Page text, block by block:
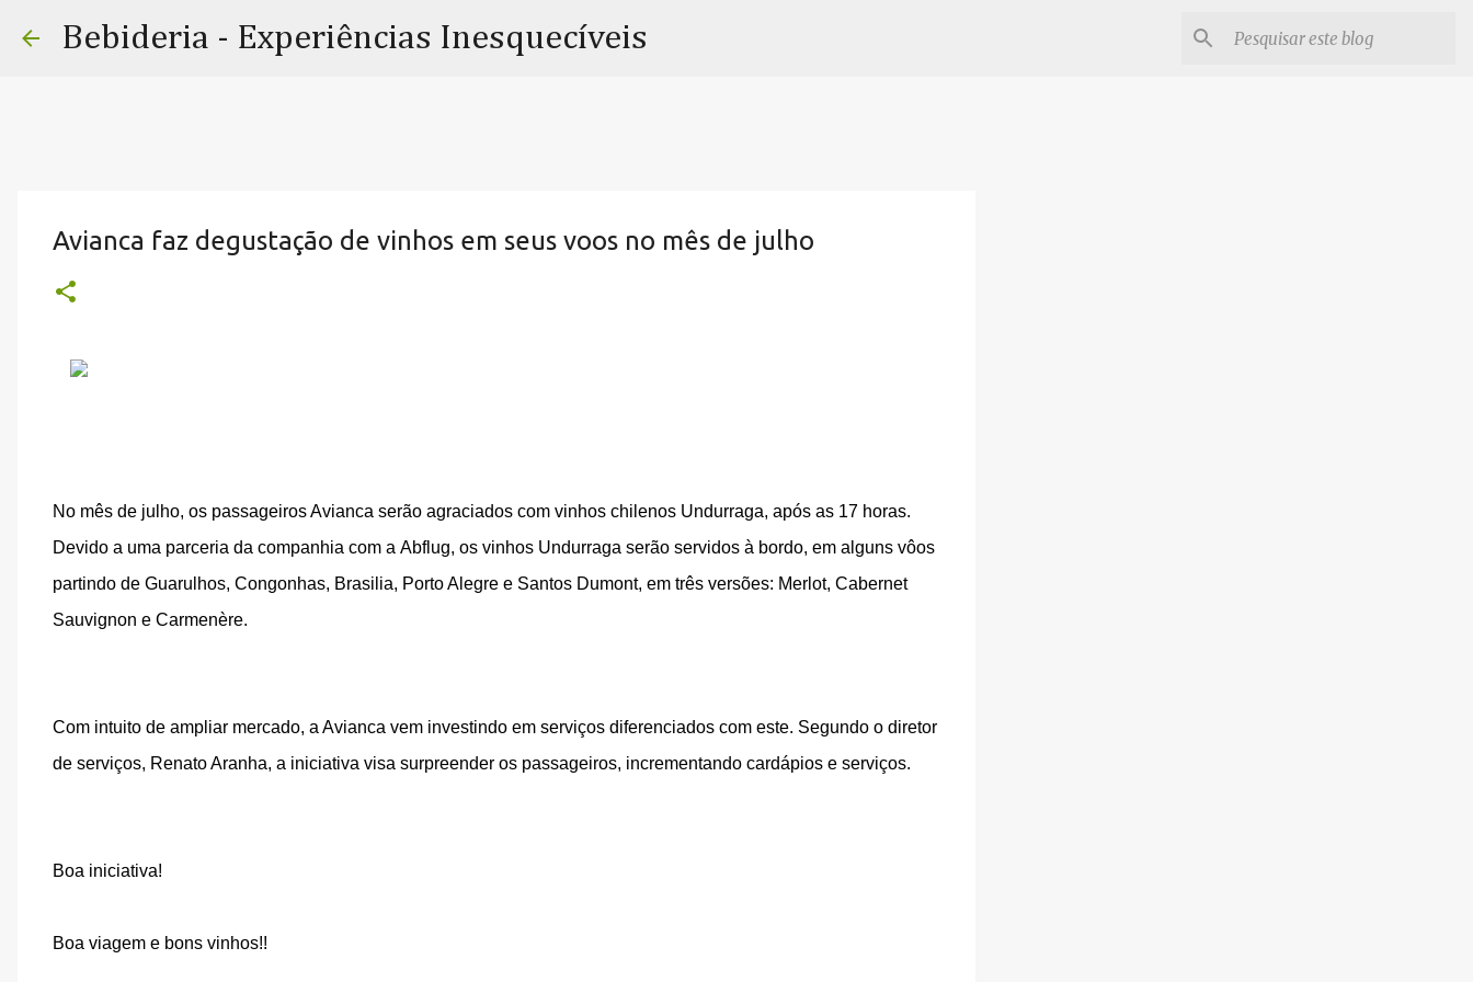
Bebideria - Experiências Inesquecíveis
Avianca faz degustação de vinhos em seus voos no mês de julho
No mês de julho, os passageiros Avianca serão agraciados com vinhos chilenos Undurraga, após as 17 horas.
Devido a uma parceria da companhia com a Abflug, os vinhos Undurraga serão servidos à bordo, em alguns vôos
partindo de Guarulhos, Congonhas, Brasilia, Porto Alegre e Santos Dumont, em três versões: Merlot, Cabernet
Sauvignon e Carmenère.
Com intuito de ampliar mercado, a Avianca vem investindo em serviços diferenciados com este. Segundo o diretor
de serviços, Renato Aranha, a iniciativa visa surpreender os passageiros, incrementando cardápios e serviços.
Boa iniciativa!
Boa viagem e bons vinhos!!